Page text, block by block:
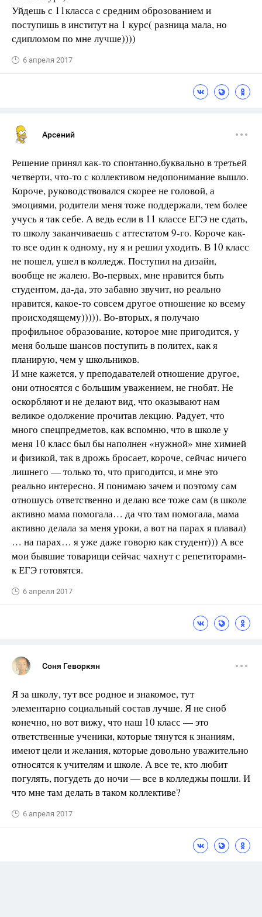
Уйдешь с 11класса с средним оброзованием и
поступишь в институт на 1 курс( разница мала, но
сдипломом по мне лучше))))
6 апреля 2017
Арсений
Решение принял как-то спонтанно,буквально в третьей
четверти, что-то с коллективом недопонимание вышло.
Короче, руководствовался скорее не головой, а
эмоциями, родители меня тоже поддержали, тем более
учусь я так себе. А ведь если в 11 классе ЕГЭ не сдать,
то школу заканчиваешь с аттестатом 9-го. Короче как-
то все один к одному, ну я и решил уходить. В 10 класс
не пошел, ушел в колледж. Поступил на дизайн,
вообще не жалею. Во-первых, мне нравится быть
студентом, да-да, это забавно звучит, но реально
нравится, какое-то совсем другое отношение ко всему
происходящему))))). Во-вторых, я получаю
профильное образование, которое мне пригодится, у
меня больше шансов поступить в политех, как я
планирую, чем у школьников.
И мне кажется, у преподавателей отношение другое,
они относятся с большим уважением, не гнобят. Не
оскорбляют и не делают вид, что оказывают нам
великое одолжение прочитав лекцию. Радует, что
много спецпредметов, как вспомню, что в школе у
меня 10 класс был бы наполнен «нужной» мне химией
и физикой, так в дрожь бросает, короче, сейчас ничего
лишнего — только то, что пригодится, и мне это
реально интересно. Я понимаю зачем и поэтому сам
отношусь ответственно и делаю все тоже сам (в школе
активно мама помогала… да что там помогала, мама
активно делала за меня уроки, а вот на парах я плавал)
… на парах… я уже даже говорю как студент))) А все
мои бывшие товарищи сейчас чахнут с репетиторами-
к ЕГЭ готовятся.
6 апреля 2017
Соня Геворкян
Я за школу, тут все родное и знакомое, тут
элементарно социальный состав лучше. Я не сноб
конечно, но вот вижу, что наш 10 класс — это
ответственные ученики, которые тянутся к знаниям,
имеют цели и желания, которые довольно уважительно
относятся к учителям и школе. А все те, кто любит
погулять, погудеть до ночи — все в колледжы пошли. И
что мне там делать в таком коллективе?
6 апреля 2017